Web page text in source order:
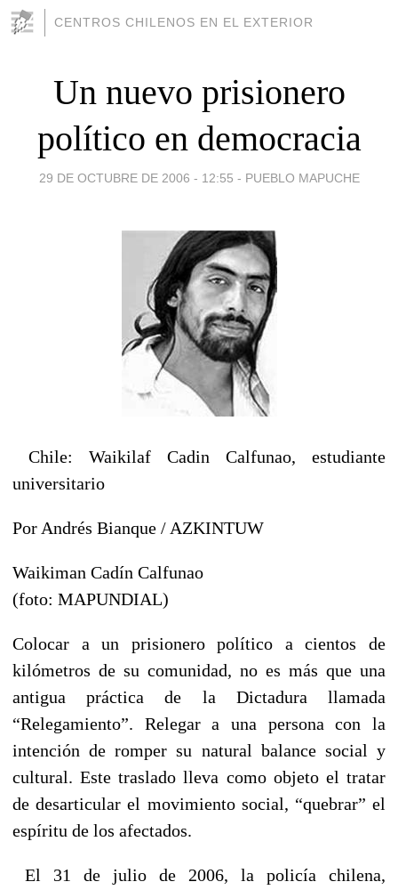
CENTROS CHILENOS EN EL EXTERIOR
Un nuevo prisionero
político en democracia
29 DE OCTUBRE DE 2006 - 12:55 - PUEBLO MAPUCHE
Chile: Waikilaf Cadin Calfunao, estudiante
universitario
Por Andrés Bianque / AZKINTUW
Waikiman Cadín Calfunao
(foto: MAPUNDIAL)
Colocar a un prisionero político a cientos de
kilómetros de su comunidad, no es más que una
antigua práctica de la Dictadura llamada
“Relegamiento”. Relegar a una persona con la
intención de romper su natural balance social y
cultural. Este traslado lleva como objeto el tratar
de desarticular el movimiento social, “quebrar” el
espíritu de los afectados.
El 31 de julio de 2006, la policía chilena,